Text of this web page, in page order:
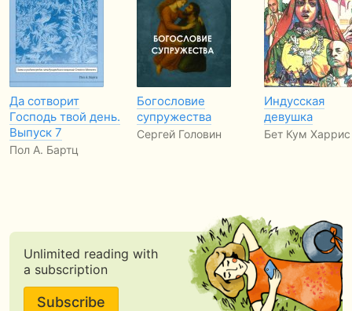
Да сотворит
Господь твой день.
Выпуск 7
Пол А. Бартц
Богословие
супружества
Сергей Головин
Индусская
девушка
Бет Кум Харрис
Unlimited reading with
a subscription
Subscribe